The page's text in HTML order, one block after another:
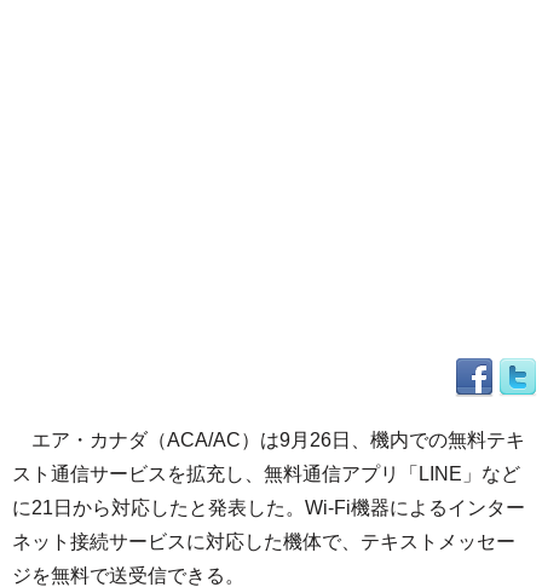
エア・カナダ（ACA/AC）は9月26日、機内での無料テキ
スト通信サービスを拡充し、無料通信アプリ「LINE」など
に21日から対応したと発表した。Wi-Fi機器によるインター
ネット接続サービスに対応した機体で、テキストメッセー
ジを無料で送受信できる。